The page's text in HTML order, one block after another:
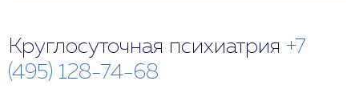
Круглосуточная психиатрия +7
(495) 128-74-68